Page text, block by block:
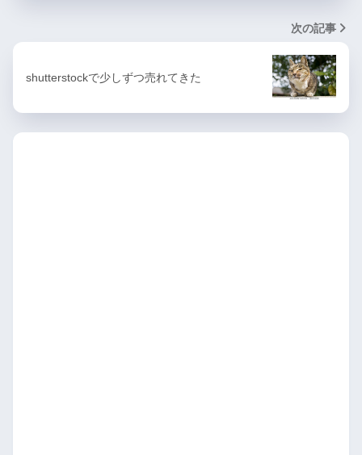
次の記事
shutterstockで少しずつ売れてきた